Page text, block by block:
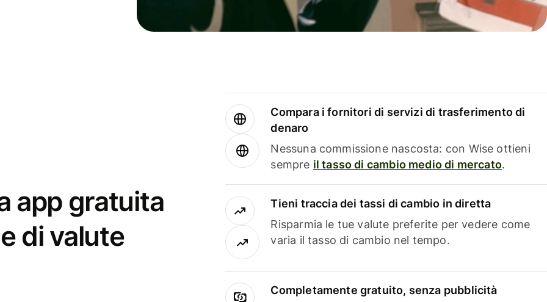
app gratuita
di valute
Compara i fornitori di servizi di trasferimento di
denaro
Nessuna commissione nascosta: con Wise ottieni
sempre il tasso di cambio medio di mercato.
Tieni traccia dei tassi di cambio in diretta
Risparmia le tue valute preferite per vedere come
varia il tasso di cambio nel tempo.
Completamente gratuito, senza pubblicità